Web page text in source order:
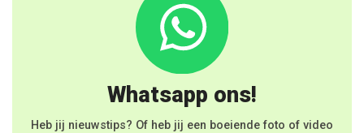
Whatsapp ons!
Heb jij nieuwstips? Of heb jij een boeiende foto of video